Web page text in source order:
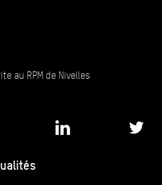
au RPM de Nivelles